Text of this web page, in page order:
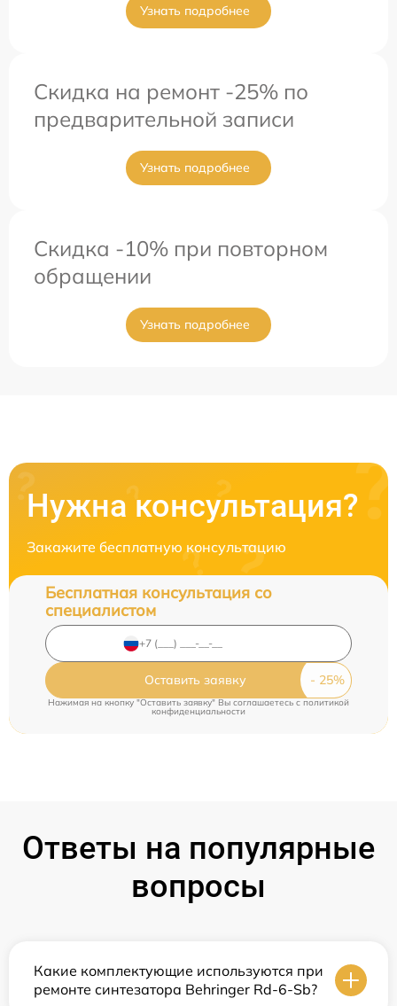
Узнать подробнее
Скидка на ремонт -25% по
предварительной записи
Узнать подробнее
Скидка -10% при повторном
обращении
Узнать подробнее
Нужна консультация?
Закажите бесплатную консультацию
Бесплатная консультация со
специалистом
Оставить заявку
Нажимая на кнопку "Оставить заявку" Вы соглашаетесь cполитикой
конфиденциальности
Ответы на популярные
вопросы
Какие комплектующие используются при
ремонте синтезатора Behringer Rd-6-Sb?